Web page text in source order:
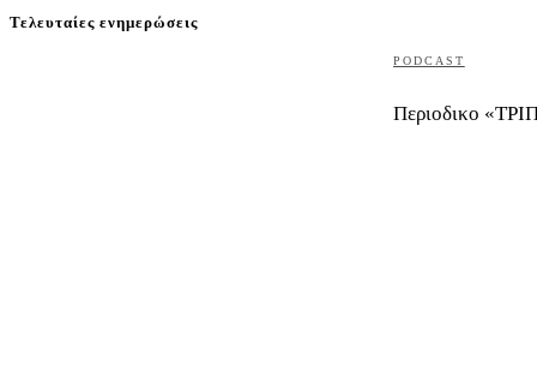
Τελευταίες ενημερώσεις
PODCAST
Περιοδικο